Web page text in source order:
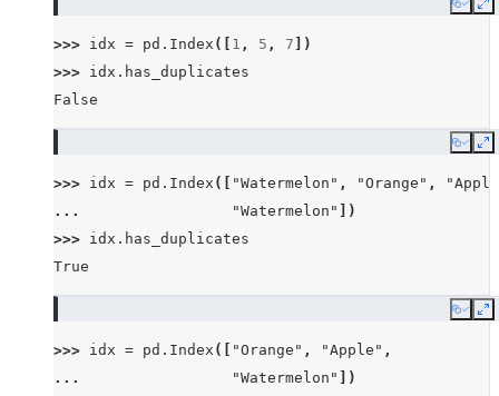
Copy
>>> idx = pd . Index ([ 1 , 5 , 7 ])
>>> idx . has_duplicates
False
Copy
>>> idx = pd . Index ([ "Watermelon" , "Orange" ,
...
"Watermelon"
])
>>> idx . has_duplicates
True
Copy
>>> idx = pd . Index ([ "Orange" , "Apple" ,
...
"Watermelon"
])